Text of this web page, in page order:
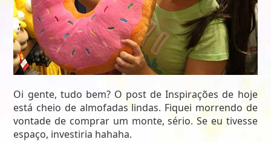
VÍDEOS
Oi gente, tudo bem? O post de Inspirações de hoje
está cheio de almofadas lindas. Fiquei morrendo de
vontade de comprar um monte, sério. Se eu tivesse
espaço, investiria hahaha.